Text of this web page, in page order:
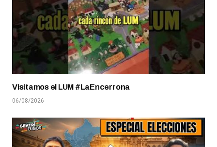
Visitamos el LUM #LaEncerrona
06/08/2026